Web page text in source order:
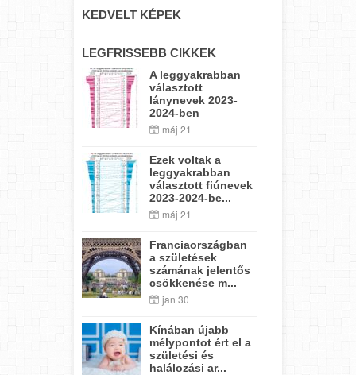
KEDVELT KÉPEK
LEGFRISSEBB CIKKEK
A leggyakrabban
választott
lánynevek 2023-
2024-ben
máj 21
Ezek voltak a
leggyakrabban
választott fiúnevek
2023-2024-be...
máj 21
Franciaországban
a születések
számának jelentős
csökkenése m...
jan 30
Kínában újabb
mélypontot ért el a
születési és
halálozási ar...